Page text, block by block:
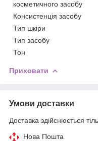
косметичного засобу
Консистенція засобу
Тип шкіри
Тип засобу
Тон
Приховати
Умови доставки
Доставка здійснюється
Нова Пошта